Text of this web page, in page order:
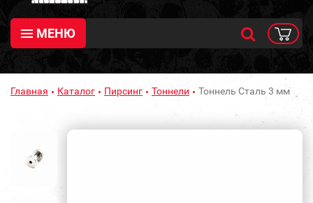
МЕНЮ
Главная Каталог Пирсинг Тоннели Тоннель Сталь 3 мм